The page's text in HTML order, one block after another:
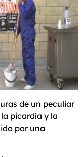
de un peculiar
picardía y la
por una